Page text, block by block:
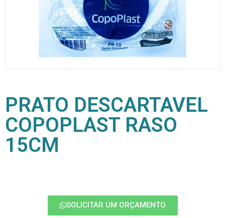
PRATO DESCARTAVEL
COPOPLAST RASO
15CM
SOLICITAR UM ORÇAMENTO